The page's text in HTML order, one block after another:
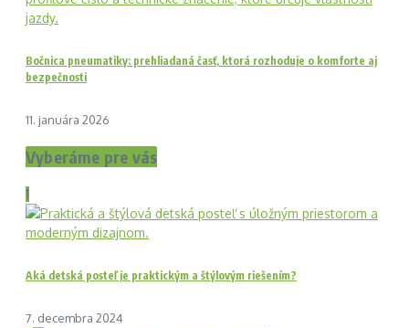
Bočnica pneumatiky: prehliadaná časť, ktorá rozhoduje o komforte aj
bezpečnosti
11. januára 2026
Vyberáme pre vás
1
Aká detská posteľ je praktickým a štýlovým riešením?
7. decembra 2024